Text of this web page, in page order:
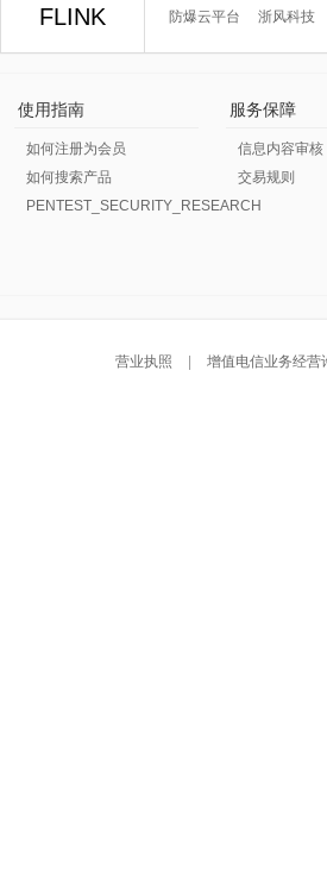
FLINK 防爆云平台 浙风科技
使用指南
如何注册为会员
如何搜索产品
PENTEST_SECURITY_RESEARCH
服务保障
信息内容审核
交易规则
营业执照
增值电信业务经营